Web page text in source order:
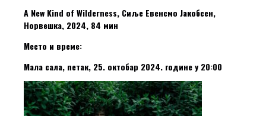
A New Kind of Wilderness, Сиље Евенсмо Јакобсен,
Норвешка, 2024, 84 мин
Место и време:
Мала сала, петак, 25. октобар 2024. године у 20:00